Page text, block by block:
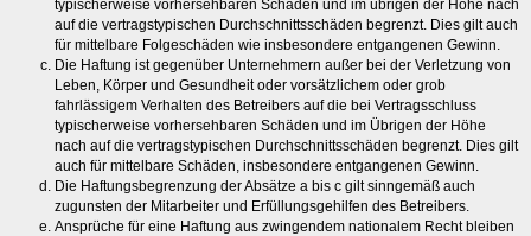
typischerweise vorhersehbaren Schäden und im übrigen der Höhe nach
auf die vertragstypischen Durchschnittsschäden begrenzt. Dies gilt auch
für mittelbare Folgeschäden wie insbesondere entgangenen Gewinn.
Die Haftung ist gegenüber Unternehmern außer bei der Verletzung von
Leben, Körper und Gesundheit oder vorsätzlichem oder grob
fahrlässigem Verhalten des Betreibers auf die bei Vertragsschluss
typischerweise vorhersehbaren Schäden und im Übrigen der Höhe
nach auf die vertragstypischen Durchschnittsschäden begrenzt. Dies gilt
auch für mittelbare Schäden, insbesondere entgangenen Gewinn.
Die Haftungsbegrenzung der Absätze a bis c gilt sinngemäß auch
zugunsten der Mitarbeiter und Erfüllungsgehilfen des Betreibers.
Ansprüche für eine Haftung aus zwingendem nationalem Recht bleiben